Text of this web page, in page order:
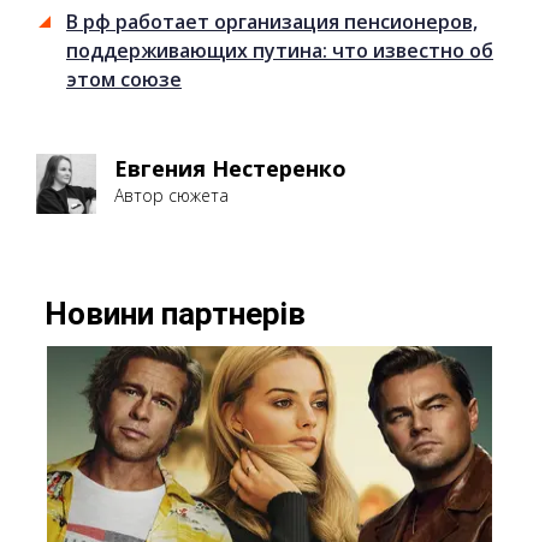
В рф работает организация пенсионеров,
поддерживающих путина: что известно об
этом союзе
Евгения Нестеренко
Автор сюжета